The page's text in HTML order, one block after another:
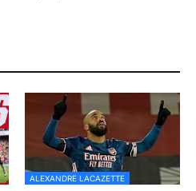
ALEXANDRE LACAZETTE